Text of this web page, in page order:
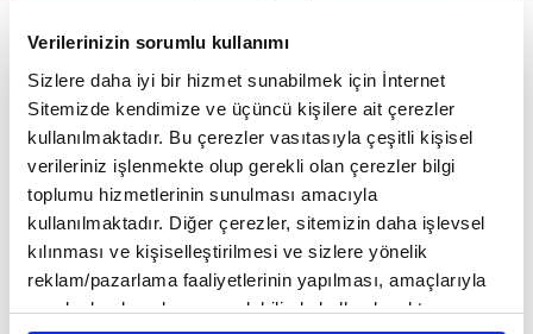
Verilerinizin sorumlu kullanımı
Sizlere daha iyi bir hizmet sunabilmek için İnternet
Sitemizde kendimize ve üçüncü kişilere ait çerezler
kullanılmaktadır. Bu çerezler vasıtasıyla çeşitli kişisel
verileriniz işlenmekte olup gerekli olan çerezler bilgi
toplumu hizmetlerinin sunulması amacıyla
kullanılmaktadır. Diğer çerezler, sitemizin daha işlevsel
kılınması ve kişiselleştirilmesi ve sizlere yönelik
reklam/pazarlama faaliyetlerinin yapılması, amaçlarıyla
sınırlı olarak açık rızanız dahilinde kullanılacaktır.
ardından oldukça ilgi çeken bir konu oldu. İş yoğunluğu
olan insanlar için de bir kurtarıcı görevi gören evde
yapılabilecek spor hareketleri serimize Jumping Jack
hareketi ile devam ediyoruz. Pilates eğitmeni Eda Nur
Bektaş, Fit Yaşa için anlattı...
Kardiyo Hareketleri Videoları
Giriş Tarihi: 15 Şubat 2023 10:22 Güncelleme Tarihi: 27 Şubat 2023 16:46